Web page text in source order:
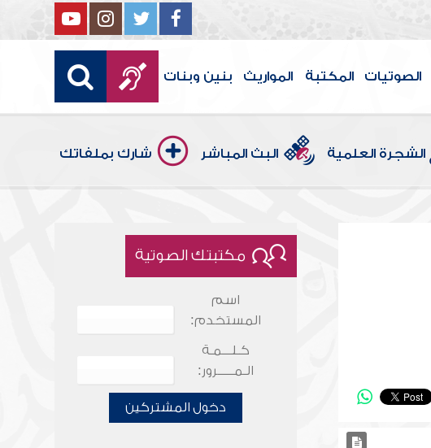
الصوتيات المكتبة المواريث بنين وبنات
الشجرة العلمية البث المباشر شارك بملفاتك
مكتبتك الصوتية
اسم
المستخدم:
كـلـــمـة
الـمـــــرور:
دخول المشتركين